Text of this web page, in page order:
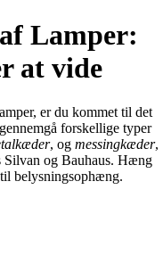
Lamper:
at vide
er du kommet til det
forskellige typer
, og messingkæder,
Silvan og Bauhaus. Hæng
belysningsophæng.